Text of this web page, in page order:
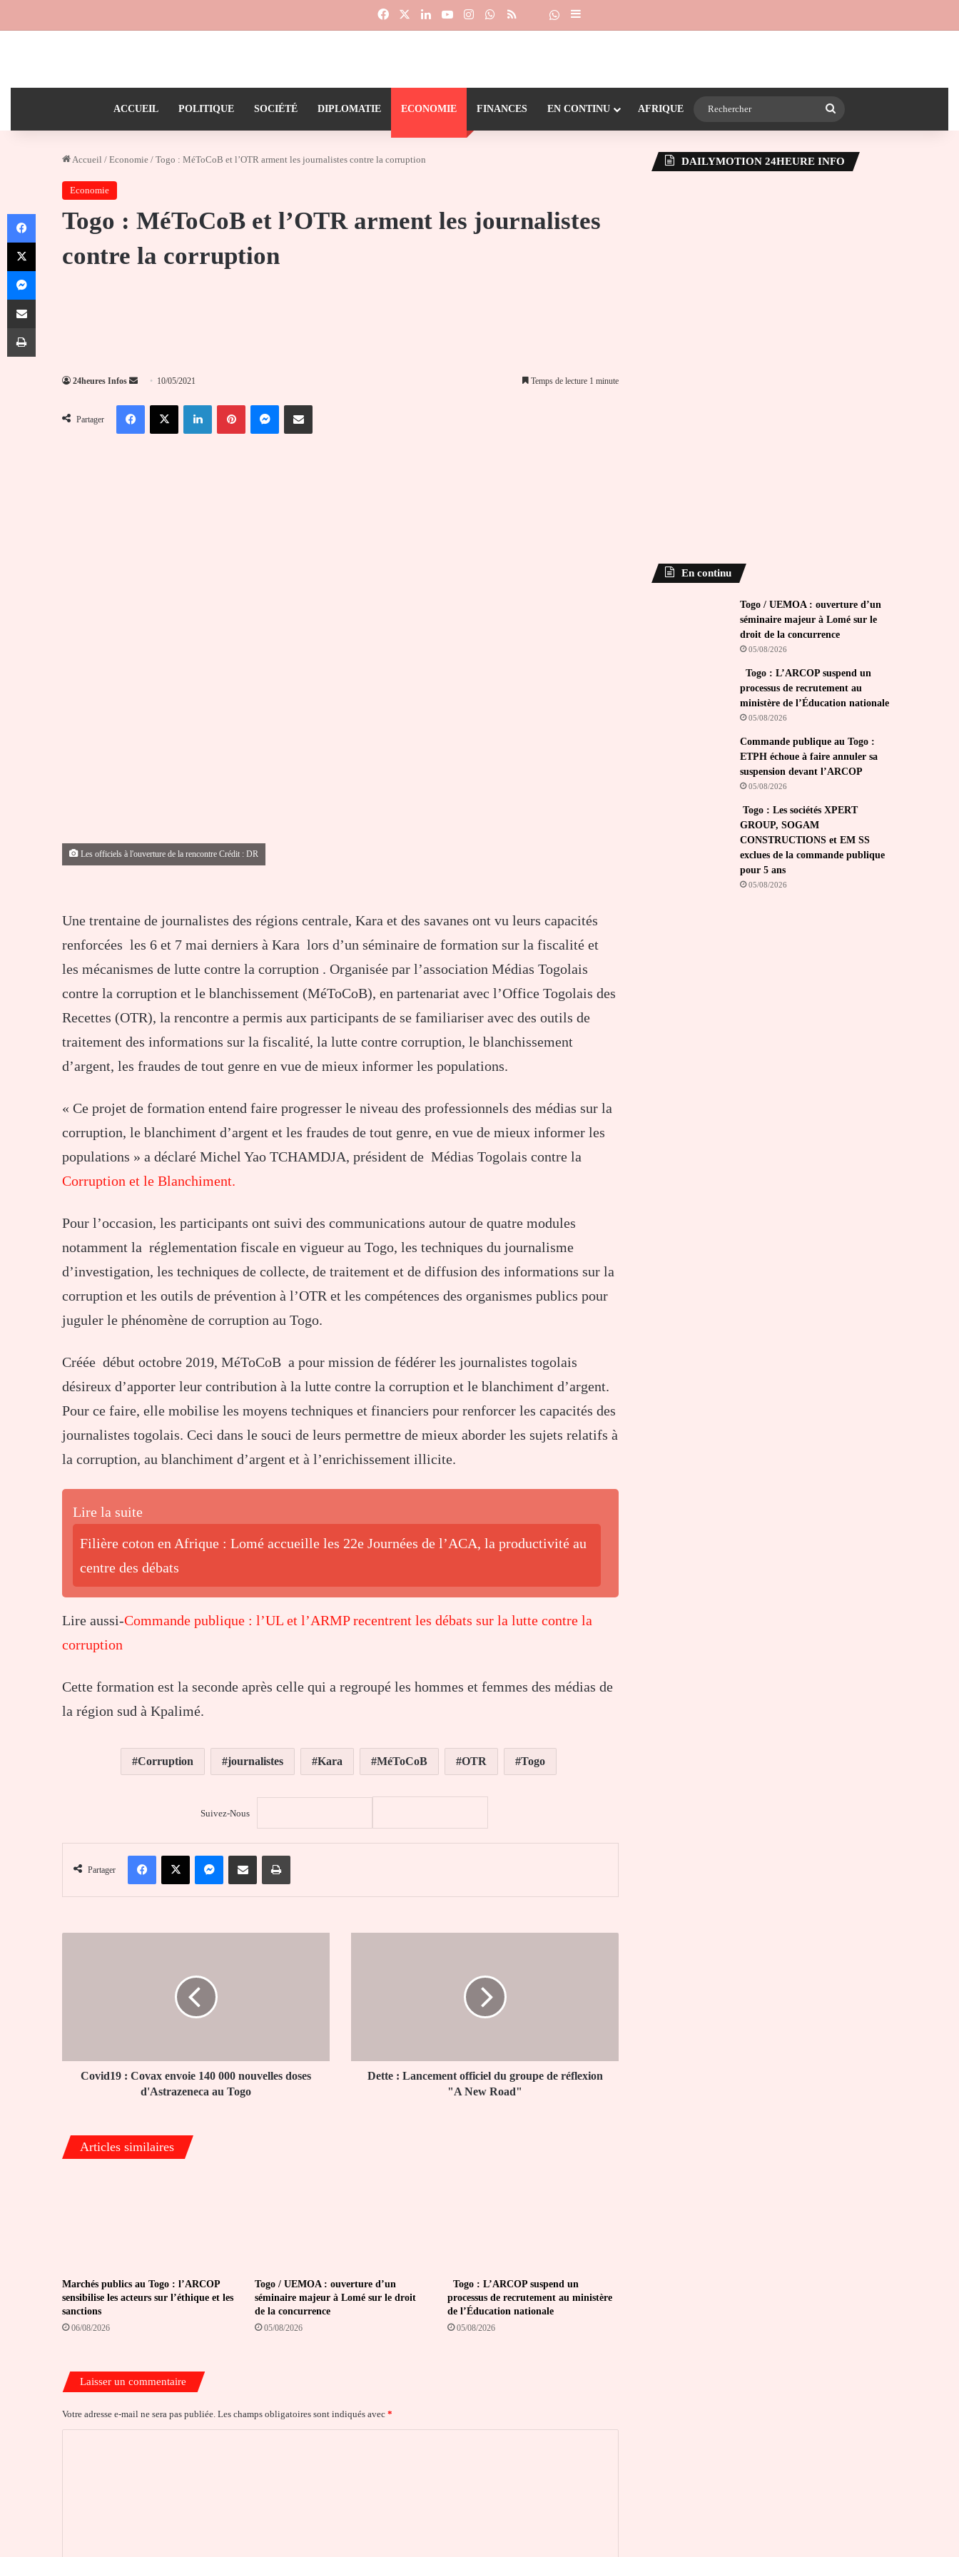
FacebookLinkedinYouTubeInstagramWhatsApp
RSS Dailymotion
Suivre la chaîne 24heureinfo sur WhatsApp
Sidebar (barre latérale)
ACCUEIL POLITIQUE SOCIÉTÉ DIPLOMATIE ECONOMIE FINANCES EN CONTINU AFRIQUE
Accueil / Economie / Togo : MéToCoB et l’OTR arment les journalistes contre la corruption
Economie
Togo : MéToCoB et l’OTR arment les journalistes
contre la corruption
24heures Infos
Envoyer
courriel
10/05/2021 Temps de lecture 1 minute
Partager
FacebookX LinkedinPinterestMessengerPartager par email
Les officiels à l'ouverture de la rencontre Crédit : DR
Une trentaine de journalistes des régions centrale, Kara et des savanes ont vu leurs capacités
renforcées les 6 et 7 mai derniers à Kara lors d’un séminaire de formation sur la fiscalité et
les mécanismes de lutte contre la corruption . Organisée par l’association Médias Togolais
contre la corruption et le blanchissement (MéToCoB), en partenariat avec l’Office Togolais des
Recettes (OTR), la rencontre a permis aux participants de se familiariser avec des outils de
traitement des informations sur la fiscalité, la lutte contre corruption, le blanchissement
d’argent, les fraudes de tout genre en vue de mieux informer les populations.
« Ce projet de formation entend faire progresser le niveau des professionnels des médias sur la
corruption, le blanchiment d’argent et les fraudes de tout genre, en vue de mieux informer les
populations » a déclaré Michel Yao TCHAMDJA, président de Médias Togolais contre la
Corruption et le Blanchiment.
Pour l’occasion, les participants ont suivi des communications autour de quatre modules
notamment la réglementation fiscale en vigueur au Togo, les techniques du journalisme
d’investigation, les techniques de collecte, de traitement et de diffusion des informations sur la
corruption et les outils de prévention à l’OTR et les compétences des organismes publics pour
juguler le phénomène de corruption au Togo.
Créée début octobre 2019, MéToCoB a pour mission de fédérer les journalistes togolais
désireux d’apporter leur contribution à la lutte contre la corruption et le blanchiment d’argent.
Pour ce faire, elle mobilise les moyens techniques et financiers pour renforcer les capacités des
journalistes togolais. Ceci dans le souci de leurs permettre de mieux aborder les sujets relatifs à
la corruption, au blanchiment d’argent et à l’enrichissement illicite.
Lire la suite
Filière coton en Afrique : Lomé accueille les 22e Journées de l’ACA, la productivité au
centre des débats
Lire aussi-Commande publique : l’UL et l’ARMP recentrent les débats sur la lutte contre la
corruption
Cette formation est la seconde après celle qui a regroupé les hommes et femmes des médias de
la région sud à Kpalimé.
Corruption journalistes Kara MéToCoB OTR Togo
Suivez-Nous
Partager
FacebookX MessengerPartager par email Imprimer
d'Astrazeneca
Covid19 : Covax envoie 140 000 nouvelles doses
d'Astrazeneca au Togo
"A
Dette : Lancement officiel du groupe de réflexion
"A New Road"
Articles similaires
Marchés publics au Togo : l’ARCOP
sensibilise les acteurs sur l’éthique et les
sanctions
06/08/2026
Togo / UEMOA : ouverture d’un
séminaire majeur à Lomé sur le droit
de la concurrence
05/08/2026
Togo : L’ARCOP suspend un
processus de recrutement au ministère
de l’Éducation nationale
05/08/2026
Laisser un commentaire
Votre adresse e-mail ne sera pas publiée. Les champs obligatoires sont indiqués avec *
DAILYMOTION 24HEURE INFO
En continu
Togo / UEMOA : ouverture d’un
séminaire majeur à Lomé sur le
droit de la concurrence
05/08/2026
Togo : L’ARCOP suspend un
processus de recrutement au
ministère de l’Éducation nationale
05/08/2026
Commande publique au Togo :
ETPH échoue à faire annuler sa
suspension devant l’ARCOP
05/08/2026
Togo : Les sociétés XPERT
GROUP, SOGAM
CONSTRUCTIONS et EM SS
exclues de la commande publique
pour 5 ans
05/08/2026
Facebook
X
Messenger
Partager par email